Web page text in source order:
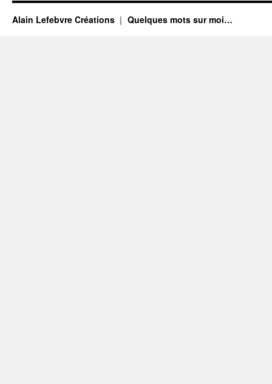
Alain Lefebvre Créations Quelques mots sur moi…